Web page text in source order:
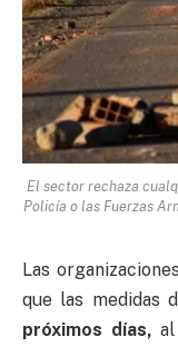
El sector rechaza
Policía o las Fuerzas
Las
que las medidas
próximos días,al